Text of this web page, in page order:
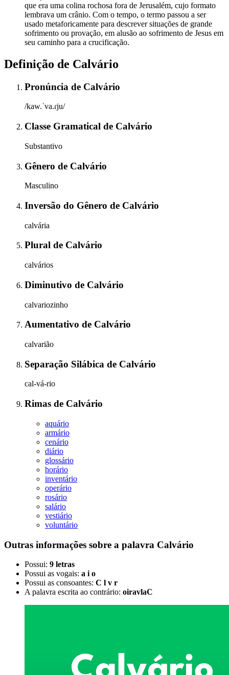
que era uma colina rochosa fora de Jerusalém, cujo formato
lembrava um crânio. Com o tempo, o termo passou a ser
usado metaforicamente para descrever situações de grande
sofrimento ou provação, em alusão ao sofrimento de Jesus em
seu caminho para a crucificação.
Definição de Calvário
Pronúncia de Calvário
/kaw.ˈva.ɾju/
Classe Gramatical de Calvário
Substantivo
Gênero de Calvário
Masculino
Inversão do Gênero de Calvário
calvária
Plural de Calvário
calvários
Diminutivo de Calvário
calvariozinho
Aumentativo de Calvário
calvarião
Separação Silábica de Calvário
cal-vá-rio
Rimas de Calvário
aquário
armário
cenário
diário
glossário
horário
inventário
operário
rosário
salário
vestiário
voluntário
Outras informações sobre a palavra Calvário
Possui: 9 letras
Possui as vogais: a i o
Possui as consoantes: C l v r
A palavra escrita ao contrário: oiravlaC